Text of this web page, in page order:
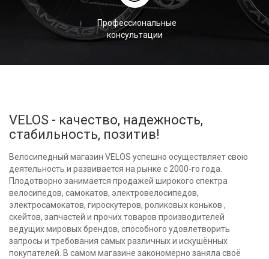
Профессиональные
консультации
VELOS - качество, надежность,
стабильность, позитив!
Велосипедный магазин VELOS успешно осуществляет свою
деятельность и развивается на рынке с 2000-го года.
Плодотворно занимается продажей широкого спектра
велосипедов, самокатов, электровелосипедов,
электросамокатов, гироскутеров, роликовых коньков ,
скейтов, запчастей и прочих товаров производителей
ведущих мировых брендов, способного удовлетворить
запросы и требования самых различных и искушённых
покупателей. В самом магазине закономерно заняла своё